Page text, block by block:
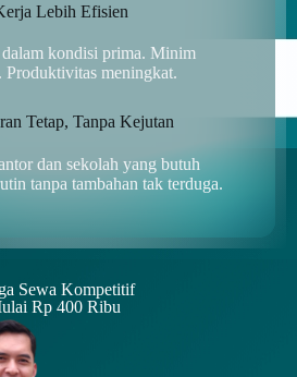
Lebih Efisien
kondisi prima. Minim
Produktivitas meningkat.
Tetap, Tanpa Kejutan
dan sekolah yang butuh
tanpa tambahan tak terduga.
Sewa Kompetitif
Rp 400 Ribu